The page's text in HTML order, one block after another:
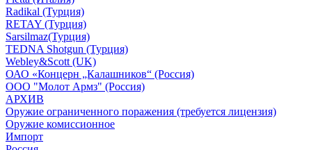
Radikal (Турция)
RETAY (Турция)
Sarsilmaz(Турция)
TEDNA Shotgun (Турция)
Webley&Scott (UK)
ОАО «Концерн „Калашников“ (Россия)
ООО "Молот Армз" (Россия)
АРХИВ
Оружие ограниченного поражения (требуется лицензия)
Оружие комиссионное
Импорт